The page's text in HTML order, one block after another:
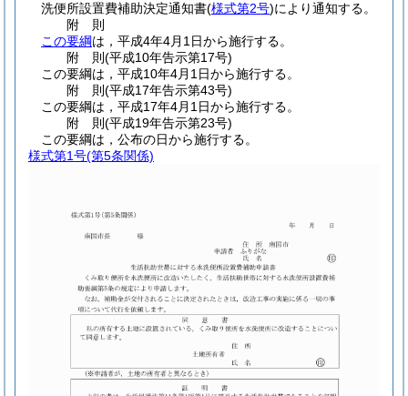
洗便所設置費補助決定通知書(様式第2号)により通知する。
附 則
この要綱は，平成4年4月1日から施行する。
附 則(平成10年告示第17号)
この要綱は，平成10年4月1日から施行する。
附 則(平成17年告示第43号)
この要綱は，平成17年4月1日から施行する。
附 則(平成19年告示第23号)
この要綱は，公布の日から施行する。
様式第1号(第5条関係)